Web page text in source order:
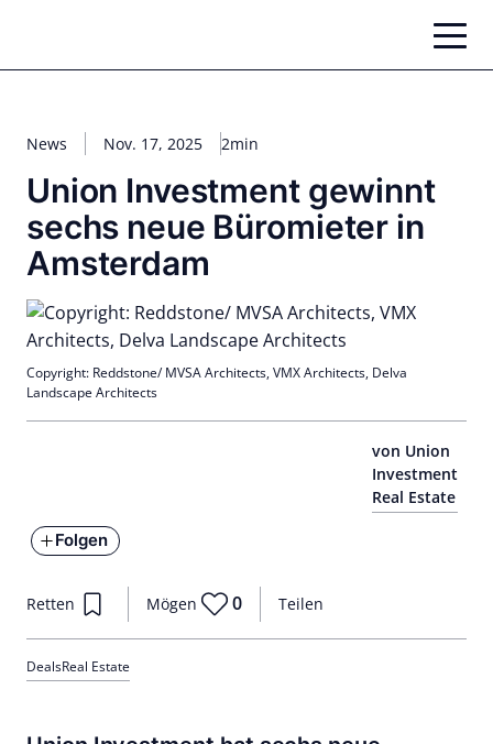
springen
News Nov. 17, 2025 2min
Union Investment gewinnt
sechs neue Büromieter in
Amsterdam
von Union
Investment
Real Estate
Folgen
Teilen
Retten Mögen 0
DealsReal Estate
Copyright: Reddstone/ MVSA Architects, VMX Architects, Delva
Landscape Architects